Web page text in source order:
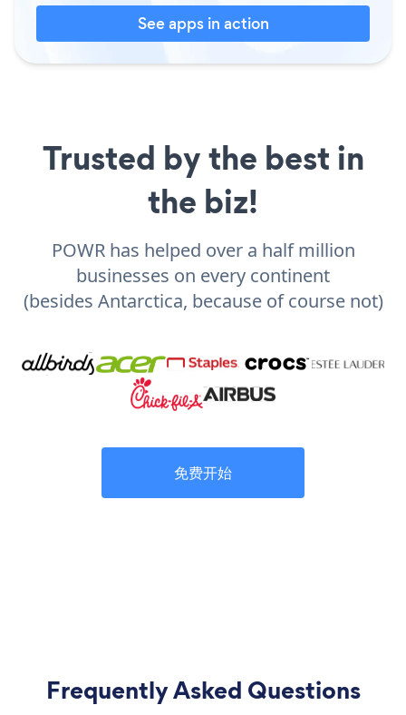
See apps in action
Trusted by the best in
the biz!
POWR has helped over a half million
businesses on every continent
(besides Antarctica, because of course not)
免费开始
Frequently Asked Questions